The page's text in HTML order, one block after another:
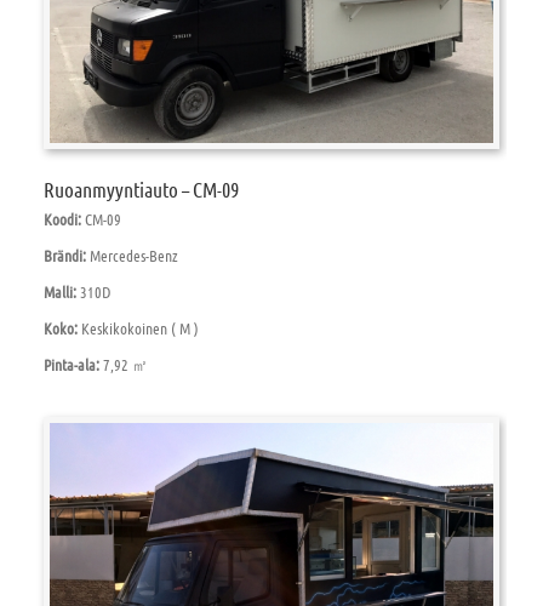
Ruoanmyyntiauto – CM-09
Koodi:CM-09
Brändi: Mercedes-Benz
Malli:310D
Koko: Keskikokoinen ( M )
Pinta-ala:7,92 ㎡